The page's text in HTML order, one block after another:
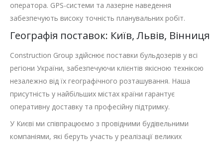
оператора. GPS-системи та лазерне наведення
забезпечують високу точність планувальних робіт.
Географія поставок: Київ, Львів, Вінниця
Construction Group здійснює поставки бульдозерів у всі
регіони України, забезпечуючи клієнтів якісною технікою
незалежно від їх географічного розташування. Наша
присутність у найбільших містах країни гарантує
оперативну доставку та професійну підтримку.
У Києві ми співпрацюємо з провідними будівельними
компаніями, які беруть участь у реалізації великих